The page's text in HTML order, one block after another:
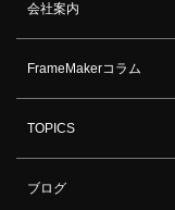
会社案内
FrameMakerコラム
TOPICS
ブログ